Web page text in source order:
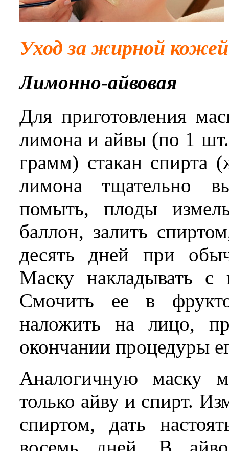
Уход за жирной
Лимонно-айвовая
Для приготовления
лимона и айвы (по 1
грамм) стакан спирта
лимона тщательно
помыть, плоды
баллон, залить
десять дней при
Маску накладывать с
Смочить ее в
наложить на лицо,
окончании процедуры
Аналогичную маску
только айву и спирт.
спиртом, дать